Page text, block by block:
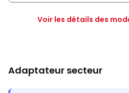
Voir les détails des
Adaptateur secteur